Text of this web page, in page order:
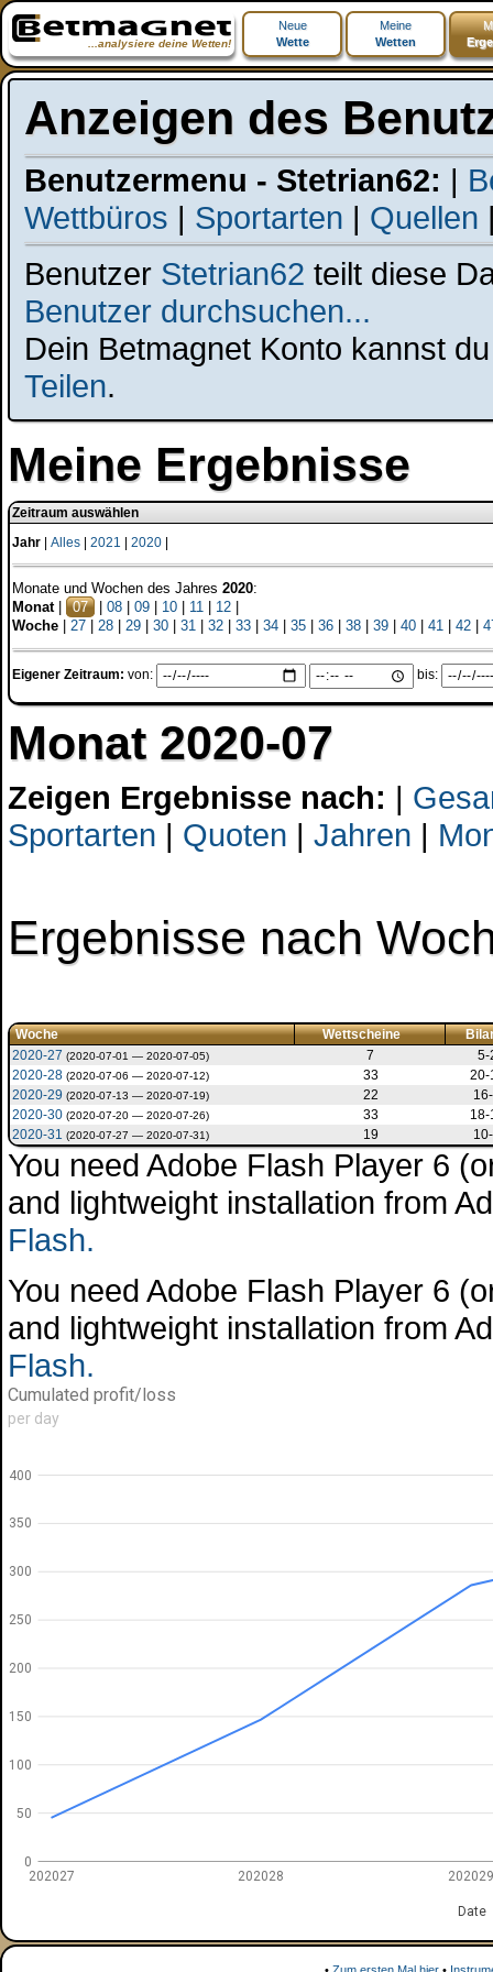
...analysiere deine Wetten!
Neue
Wette
Meine
Wetten
Anzeigen des
Benutzermenu - Stetrian62: |
Wettbüros | Sportarten | Quellen
Benutzer Stetrian62 teilt diese
Benutzer durchsuchen...
Dein Betmagnet Konto kannst
Teilen.
Meine Ergebnisse
Zeitraum auswählen
Jahr
Alles 2021 2020
Monate und Wochen des Jahres 2020:
Monat| 07 08 09 10 11 12
Woche
27 28 29 30 31 32 33 34 35 36 38 39 40 41 42
Eigener Zeitraum: von: bis:
Monat 2020-07
Zeigen Ergebnisse nach: |
Sportarten | Quoten | Jahren |
Ergebnisse nach
Woche Wettscheine
2020-27 (2020-07-01 — 2020-07-05) 7
5-
2020-28 (2020-07-06 — 2020-07-12) 33
20-
2020-29 (2020-07-13 — 2020-07-19) 22
2020-30 (2020-07-20 — 2020-07-26) 33
18-
2020-31 (2020-07-27 — 2020-07-31) 19
You need Adobe Flash Player 6
and lightweight installation from
Flash.
You need Adobe Flash Player 6
and lightweight installation from
Flash.
Cumulated profit/loss
per day
202027 202028
Date
0
50
100
150
200
250
300
350
400